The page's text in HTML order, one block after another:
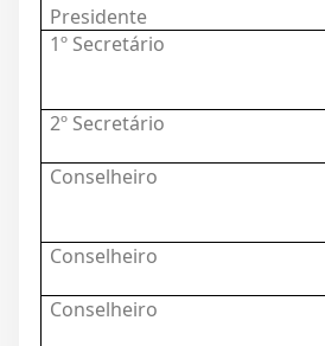
Presidente
1º Secretário
2º Secretário
Conselheiro
Conselheiro
Conselheiro